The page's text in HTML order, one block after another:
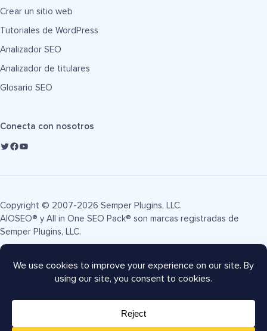
Crear un sitio web
Tutoriales de WordPress
Analizador SEO
Analizador de titulares
Glosario SEO
Conecta con nosotros
Copyright © 2007-2026 Semper Plugins, LLC.
AIOSEO® y All in One SEO Pack® son marcas registradas de
Semper Plugins, LLC.
Términos de servicio
Política de privacidad
Divulgación FTC
Mapa del sitio Cupón AIOSEO